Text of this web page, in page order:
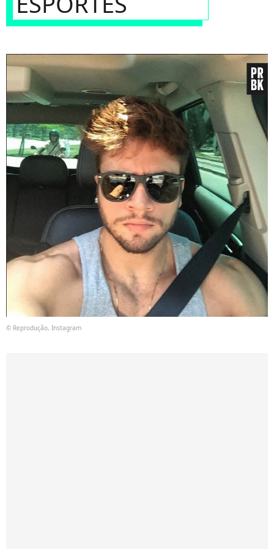
© Reprodução, Instagram